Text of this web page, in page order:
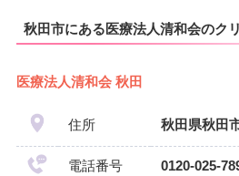
秋田市にある医療法人清和会のク
医療法人清和会 秋田
住所 秋田県秋田
電話番号 0120-025-